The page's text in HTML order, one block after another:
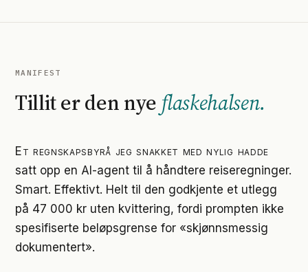
MANIFEST
Tillit er den nye flaskehalsen.
Et regnskapsbyrå jeg snakket med nylig hadde
satt opp en AI-agent til å håndtere reiseregninger.
Smart. Effektivt. Helt til den godkjente et utlegg
på 47 000 kr uten kvittering, fordi prompten ikke
spesifiserte beløpsgrense for «skjønnsmessig
dokumentert».